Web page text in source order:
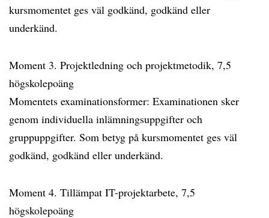
kursmomentet ges väl godkänd, godkänd eller
underkänd.
Moment 3. Projektledning och projektmetodik, 7,5
högskolepoäng
Momentets examinationsformer: Examinationen sker
genom individuella inlämningsuppgifter och
gruppuppgifter. Som betyg på kursmomentet ges väl
godkänd, godkänd eller underkänd.
Moment 4. Tillämpat IT-projektarbete, 7,5
högskolepoäng